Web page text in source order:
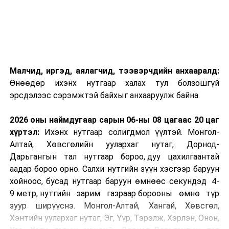
Малчид, иргэд, аялагчид, тээвэрчдийн анхааралд:
Өнөөдөр ихэнх нутгаар халах тул болзошгүй
эрсдэлээс сэрэмжтэй байхыг анхааруулж байна.
2026 оны наймдугаар сарын 06-ны 08 цагаас 20 цаг
хүртэл:Ихэнх нутгаар солигдмол үүлтэй. Монгол-
Алтай, Хөвсгөлийн уулархаг нутаг, Дорнод-
Дарьгангын тал нутгаар бороо, дуу цахилгаантай
аадар бороо орно. Салхи нутгийн зүүн хэсгээр баруун
хойноос, бусад нутгаар баруун өмнөөс секундэд 4-
9 метр, нутгийн зарим газраар борооны өмнө түр
зуур ширүүснэ. Монгол-Алтай, Хангай, Хөвсгөл,
Хэнтийн уулархаг нутаг, Эг, Үүр, Тэрэлж, Хэрлэн, Онон,